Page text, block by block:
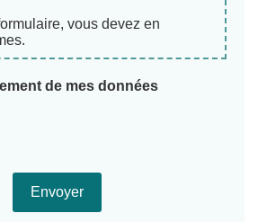
vous devez en
de mes données
Envoyer